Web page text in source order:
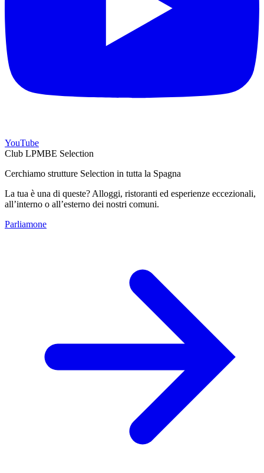
YouTube
Club LPMBE Selection
Cerchiamo strutture Selection in tutta la Spagna
La tua è una di queste? Alloggi, ristoranti ed esperienze eccezionali,
all’interno o all’esterno dei nostri comuni.
Parliamone